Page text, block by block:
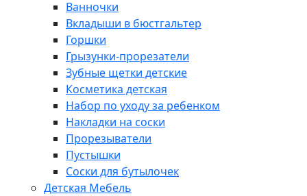
Ванночки
Вкладыши в бюстгальтер
Горшки
Грызунки-прорезатели
Зубные щетки детские
Косметика детская
Набор по уходу за ребенком
Накладки на соски
Прорезыватели
Пустышки
Соски для бутылочек
Детская Мебель